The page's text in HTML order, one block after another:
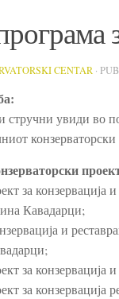
CENTAR ·
увиди во
конзерваторски
за конзервација
Кавадарци;
и
за конзервација
за конзервација